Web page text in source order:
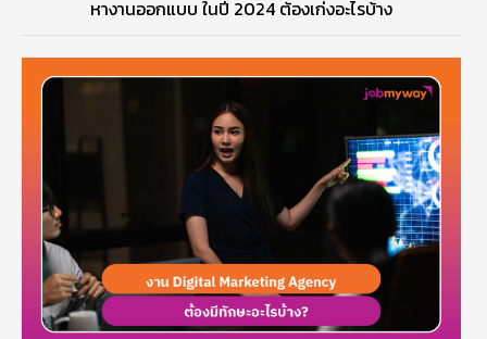
หางานออกแบบ ในปี 2024 ต้องเก่งอะไรบ้าง